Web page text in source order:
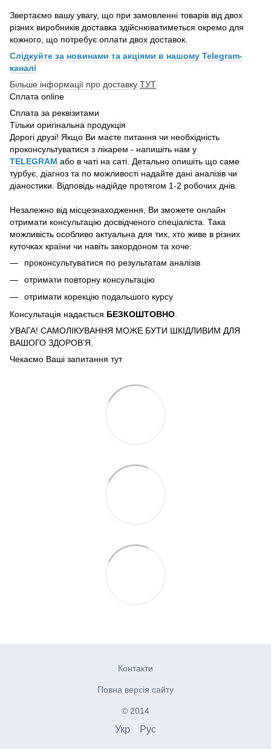
Звертаємо вашу увагу, що при замовленні товарів від двох
різних виробників доставка здійснюватиметься окремо для
кожного, що потребує оплати двох доставок.
Слідкуйте за новинами та акціями в нашому Telegram-
каналі
Більше інформації про доставку ТУТ
Сплата online
Сплата за реквізитами
Тільки оригінальна продукція
Дорогі друзі! Якщо Ви маєте питання чи необхідність
проконсультуватися з лікарем - напишіть нам у
TELEGRAM або в чаті на саті. Детально опишіть що саме
турбує, діагноз та по можливості надайте дані аналізів чи
діаностики. Відповідь надійде протягом 1-2 робочих днів.
Незалежно від місцезнаходження, Ви зможете онлайн
отримати консультацію досвідченого спеціаліста. Така
можливість особливо актуальна для тих, хто живе в різних
куточках країни чи навіть закордоном та хоче:
проконсультуватися по результатам аналізів
отримати повторну консультацію
отримати корекцію подальшого курсу
Консультація надається БЕЗКОШТОВНО
УВАГА! САМОЛІКУВАННЯ МОЖЕ БУТИ ШКІДЛИВИМ ДЛЯ
ВАШОГО ЗДОРОВ’Я.
Чекаємо Ваші запитання тут
Контакти
Повна версія сайту
© 2014
Укр Рус